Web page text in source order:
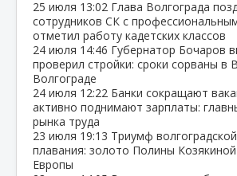
25 июля 13:02 Глава Волгограда
сотрудников СК с
отметил работу кадетских классов
24 июля 14:46 Губернатор Бочаров
проверил стройки: сроки сорваны в
Волгограде
24 июля 12:22 Банки сокращают
активно поднимают зарплаты:
рынка труда
23 июля 19:13 Триумф
плавания: золото Полины
Европы